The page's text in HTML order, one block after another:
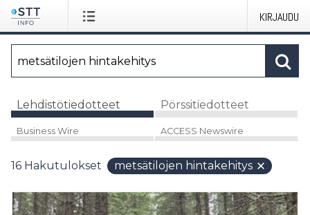
KIRJAUDU
Lehdistötiedotteet Pörssitiedotteet
Business Wire ACCESS Newswire
16 Hakutulokset metsätilojen hintakehitys